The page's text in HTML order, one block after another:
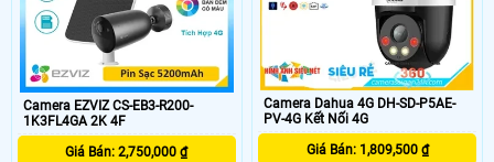
tính năng phát hiện thông minh và
cảnh báo bằng còi và đèn chớp
Camera EZVIZ CS-EB3-R200-
1K3FL4GA 2K 4F
Giá Bán: 2,750,000 ₫
Camera Dahua 4G DH-SD-P5AE-
PV-4G Kết Nối 4G
Giá Bán: 1,809,500 ₫